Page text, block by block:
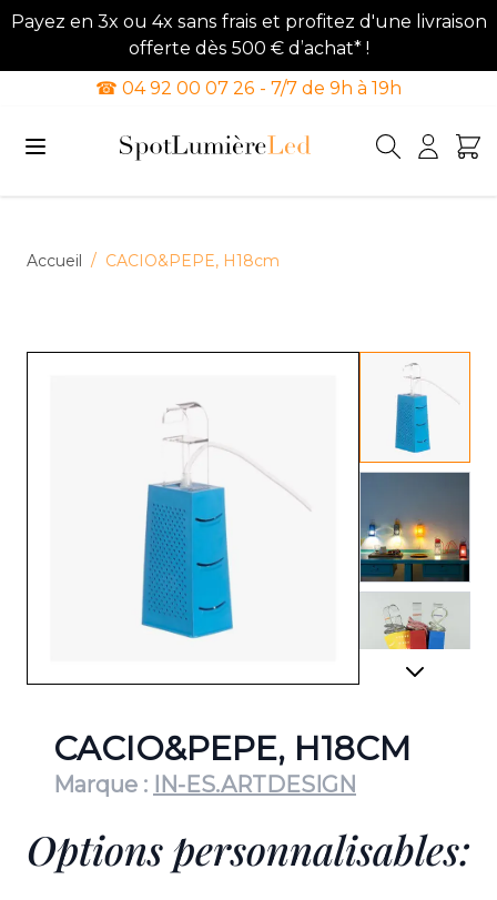
Payez en 3x ou 4x sans frais et profitez d'une livraison
offerte dès 500 € d’achat* !
☎ 04 92 00 07 26 - 7/7 de 9h à 19h
Accueil / CACIO&PEPE, H18cm
View
View
View
CACIO&PEPE, H18CM
Marque : IN-ES.ARTDESIGN
Options personnalisables: